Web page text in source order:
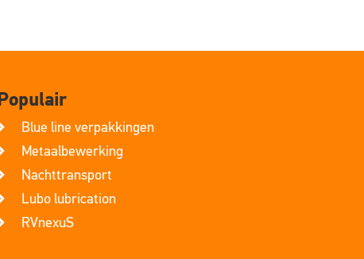
Populair
Blue line verpakkingen
Metaalbewerking
Nachttransport
Lubo lubrication
RVnexuS